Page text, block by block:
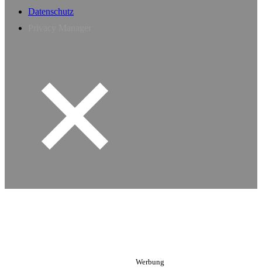
Datenschutz